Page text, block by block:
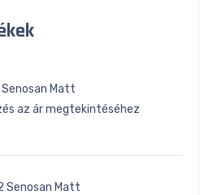
Matt
az ár megtekintéséhez
Senosan Matt